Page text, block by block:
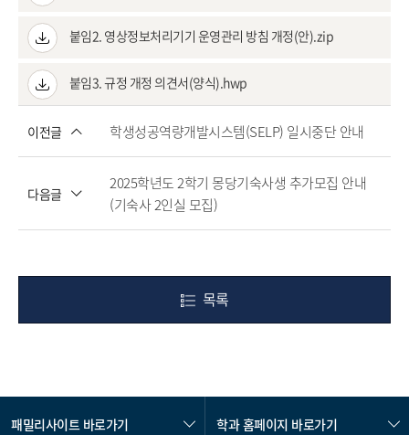
붙임2. 영상정보처리기기 운영관리 방침 개정(안).zip
붙임3. 규정 개정 의견서(양식).hwp
이전글 학생성공역량개발시스템(SELP) 일시중단 안내
다음글
2025학년도 2학기 몽당기숙사생 추가모집 안내
(기숙사 2인실 모집)
목록
패밀리사이트 바로가기 학과 홈페이지 바로가기